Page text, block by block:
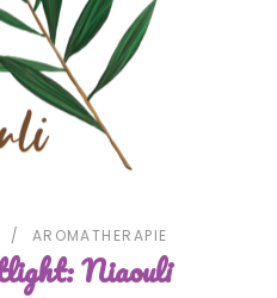
AROMATHERAPIE
Niaouli